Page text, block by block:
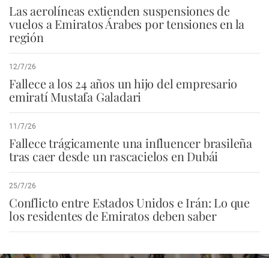
Las aerolíneas extienden suspensiones de
vuelos a Emiratos Árabes por tensiones en la
región
12/7/26
Fallece a los 24 años un hijo del empresario
emiratí Mustafa Galadari
11/7/26
Fallece trágicamente una influencer brasileña
tras caer desde un rascacielos en Dubái
25/7/26
Conflicto entre Estados Unidos e Irán: Lo que
los residentes de Emiratos deben saber